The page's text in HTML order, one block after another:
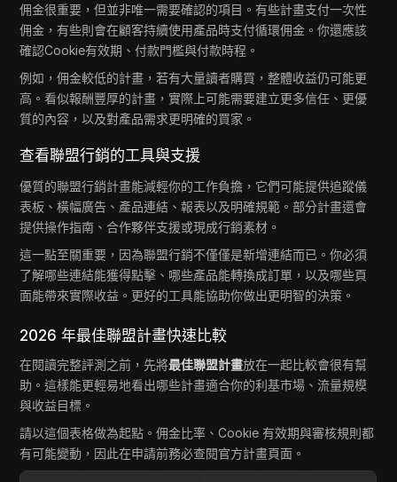
佣金很重要，但並非唯一需要確認的項目。有些計畫支付一次性
佣金，有些則會在顧客持續使用產品時支付循環佣金。你還應該
確認Cookie有效期、付款門檻與付款時程。
例如，佣金較低的計畫，若有大量讀者購買，整體收益仍可能更
高。看似報酬豐厚的計畫，實際上可能需要建立更多信任、更優
質的內容，以及對產品需求更明確的買家。
查看聯盟行銷的工具與支援
優質的聯盟行銷計畫能減輕你的工作負擔，它們可能提供追蹤儀
表板、橫幅廣告、產品連結、報表以及明確規範。部分計畫還會
提供操作指南、合作夥伴支援或現成行銷素材。
這一點至關重要，因為聯盟行銷不僅僅是新增連結而已。你必須
了解哪些連結能獲得點擊、哪些產品能轉換成訂單，以及哪些頁
面能帶來實際收益。更好的工具能協助你做出更明智的決策。
2026 年最佳聯盟計畫快速比較
在閱讀完整評測之前，先將最佳聯盟計畫放在一起比較會很有幫
助。這樣能更輕易地看出哪些計畫適合你的利基市場、流量規模
與收益目標。
請以這個表格做為起點。佣金比率、Cookie 有效期與審核規則都
有可能變動，因此在申請前務必查閱官方計畫頁面。